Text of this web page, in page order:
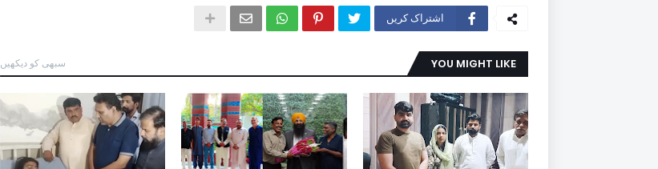
اشتراک کریں
YOU MIGHT LIKE سبھی کو دیکھیں